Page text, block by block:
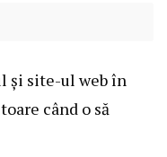
și site-ul web în
când o să